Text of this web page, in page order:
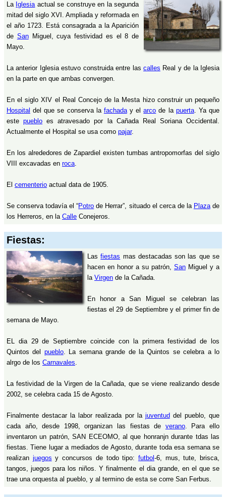
La Iglesiaactual se construye en la segunda
mitad del siglo XVI. Ampliada y reformada en
el año 1723. Está consagrada a la Aparición
de SanMiguel, cuya festividad es el 8 de
Mayo.
La anterior Iglesia estuvo construida entre las calles Real y de la Iglesia
en la parte en que ambas convergen.
En el siglo XIV el Real Concejo de la Mesta hizo construir un pequeño
Hospital del que se conserva la fachaday elarco de la puerta. Ya que
estepueblo es atravesado por la Cañada Real Soriana Occidental.
Actualmente el Hospital se usa como pajar.
En los alrededores de Zapardiel existen tumbas antropomorfas del siglo
VIII excavadas en roca.
El cementerio actual data de 1905.
Se conserva todavía el “Potro de Herrar”, situado el cerca de la Plazade
los Herreros, en la Calle Conejeros.
Fiestas:
Lasfiestas mas destacadas son las que se
hacen en honor a su patrón, San Miguel y a
la Virgen de la Cañada.
En honor a San Miguel se celebran las
fiestas el 29 de Septiembre y el primer fin de
semana de Mayo.
EL dia 29 de Septiembre coincide con la primera festividad de los
Quintos del pueblo. La semana grande de la Quintos se celebra a lo
alrgo de los Carnavales.
La festividad de la Virgen de la Cañada, que se viene realizando desde
2002, se celebra cada 15 de Agosto.
Finalmente destacar la labor realizada por la juventud del pueblo, que
cada año, desde 1998, organizan las fiestas de verano. Para ello
inventaron un patrón, SAN ECEOMO, al que honranjn durante tdas las
fiestas. Tiene lugar a mediados de Agosto, durante toda esa semana se
realizan juegos y concursos de todo tipo: futbol -6, mus, tute, brisca,
tangos, juegos para los niños. Y finalmente el dia grande, en el que se
trae una orquesta al pueblo, y al termino de esta se corre San Ferbus.